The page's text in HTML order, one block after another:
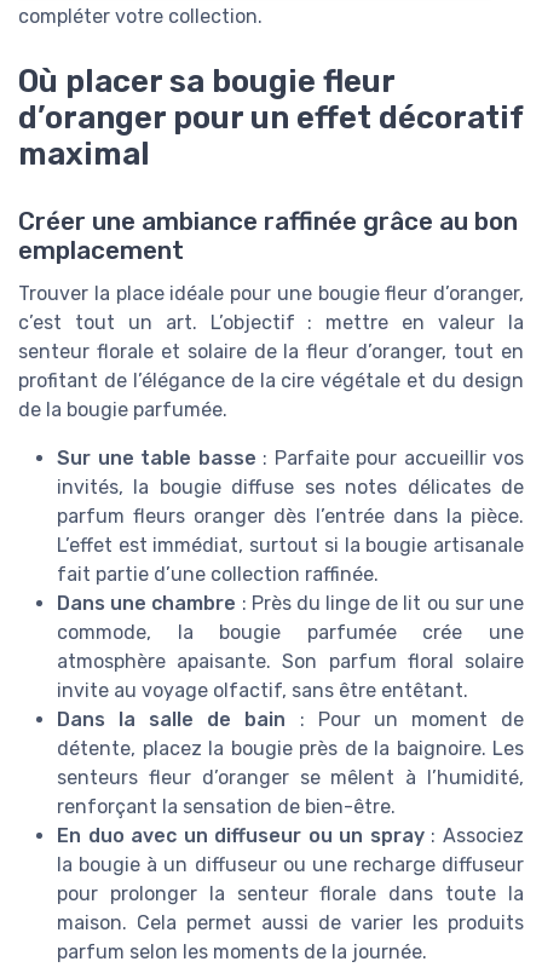
compléter votre collection.
Où placer sa bougie fleur
d’oranger pour un effet décoratif
maximal
Créer une ambiance raffinée grâce au bon
emplacement
Trouver la place idéale pour une bougie fleur d’oranger,
c’est tout un art. L’objectif : mettre en valeur la
senteur florale et solaire de la fleur d’oranger, tout en
profitant de l’élégance de la cire végétale et du design
de la bougie parfumée.
Sur une table basse : Parfaite pour accueillir vos
invités, la bougie diffuse ses notes délicates de
parfum fleurs oranger dès l’entrée dans la pièce.
L’effet est immédiat, surtout si la bougie artisanale
fait partie d’une collection raffinée.
Dans une chambre : Près du linge de lit ou sur une
commode, la bougie parfumée crée une
atmosphère apaisante. Son parfum floral solaire
invite au voyage olfactif, sans être entêtant.
Dans la salle de bain : Pour un moment de
détente, placez la bougie près de la baignoire. Les
senteurs fleur d’oranger se mêlent à l’humidité,
renforçant la sensation de bien-être.
En duo avec un diffuseur ou un spray: Associez
la bougie à un diffuseur ou une recharge diffuseur
pour prolonger la senteur florale dans toute la
maison. Cela permet aussi de varier les produits
parfum selon les moments de la journée.